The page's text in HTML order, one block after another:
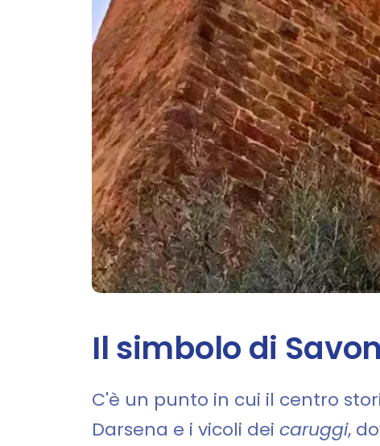
Il simbolo di
C'è un punto in cui il centro
Darsena e i vicoli dei caruggi,